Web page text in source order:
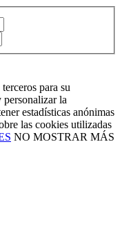
para su
personalizar la
estadísticas anónimas
las cookies utilizadas
NO MOSTRAR MÁS